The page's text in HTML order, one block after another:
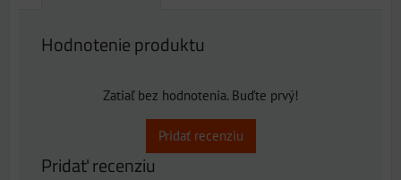
Hodnotenie produktu
Zatiaľ bez hodnotenia. Buďte prvý!
Pridať recenziu
Pridať recenziu